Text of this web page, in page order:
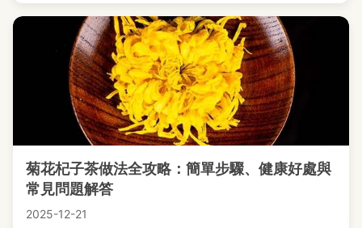
菊花杞子茶做法全攻略：簡單步驟、健康好處與
常見問題解答
2025-12-21